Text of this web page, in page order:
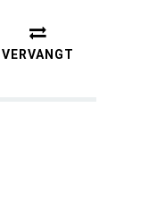
VERVANGT